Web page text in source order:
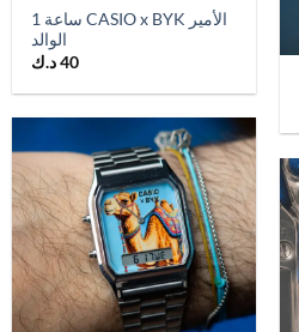
1 ساعة CASIO x BYK الأمير
الوالد
40د.ك